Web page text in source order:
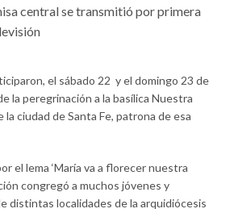
central se transmitió por primera
el sábado 22 y el domingo 23 de
la peregrinación a la basílica Nuestra
la ciudad de Santa Fe, patrona de esa
el lema ‘María va a florecer nuestra
congregó a muchos jóvenes y
distintas localidades de la arquidiócesis